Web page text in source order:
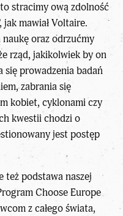
stracimy ową zdolność
jak mawiał Voltaire.
oraz odrzućmy
rząd, jakikolwiek by on
się prowadzenia badań
zabrania się
kobiet, cyklonami czy
kwestii chodzi o
jest postęp
też podstawa naszej
Choose Europe
z całego świata,